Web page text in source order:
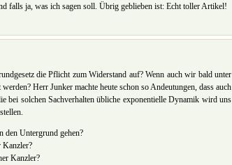
falls ja, was ich sagen soll. Übrig geblieben ist: Echt toller Artikel!
die Pflicht zum Widerstand auf? Wenn auch wir bald unter
Herr Junker machte heute schon so Andeutungen, dass auch
bei solchen Sachverhalten übliche exponentielle Dynamik wird uns
den Untergrund gehen?
Kanzler?
Kanzler?